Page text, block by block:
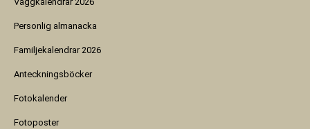
Personlig almanacka
Familjekalendrar 2026
Anteckningsböcker
Fotokalender
Fotoposter